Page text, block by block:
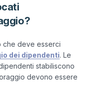
dei dipendenti. Le
stabiliscono
devono essere